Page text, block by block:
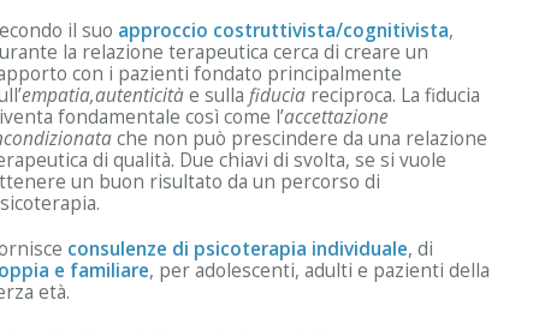
il suo approccio costruttivista/cognitivista,
la relazione terapeutica cerca di creare un
con i pazienti fondato principalmente
empatia,autenticitàe sulla fiducia reciproca. La fiducia
fondamentale così come l’accettazione
che non può prescindere da una relazione
di qualità. Due chiavi di svolta, se si vuole
un buon risultato da un percorso di
consulenze di psicoterapia individuale, di
e familiare, per adolescenti, adulti e pazienti della
età.